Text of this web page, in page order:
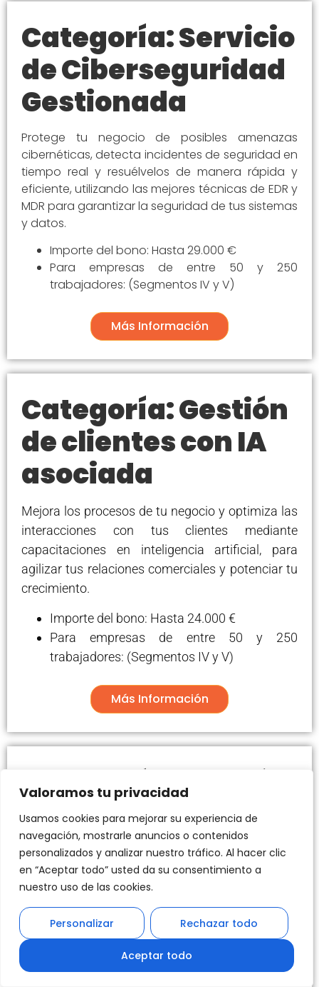
Valoramos tu privacidad
Usamos cookies para mejorar su experiencia de
navegación, mostrarle anuncios o contenidos
personalizados y analizar nuestro tráfico. Al hacer clic
en “Aceptar todo” usted da su consentimiento a
nuestro uso de las cookies.
Personalizar Rechazar todo
Aceptar todo
Categoría: Servicio
de Ciberseguridad
Gestionada
Protege tu negocio de posibles amenazas
cibernéticas, detecta incidentes de seguridad en
tiempo real y resuélvelos de manera rápida y
eficiente, utilizando las mejores técnicas de EDR y
MDR para garantizar la seguridad de tus sistemas
y datos.
Importe del bono: Hasta 29.000 €
Para empresas de entre 50 y 250
trabajadores: (Segmentos IV y V)
Más Información
Categoría: Gestión
de clientes con IA
asociada
Mejora los procesos de tu negocio y optimiza las
interacciones con tus clientes mediante
capacitaciones en inteligencia artificial, para
agilizar tus relaciones comerciales y potenciar tu
crecimiento.
Importe del bono: Hasta 24.000 €
Para empresas de entre 50 y 250
trabajadores: (Segmentos IV y V)
Más Información
Categoría: Gestión
de Procesos con IA
Optimiza y automatiza los procesos operativos y
productivos de tu empresa a través de
capacitaciones especializadas en inteligencia
aprovechar al máximo los recursos disponibles.
Para empresas de entre 50 y 250